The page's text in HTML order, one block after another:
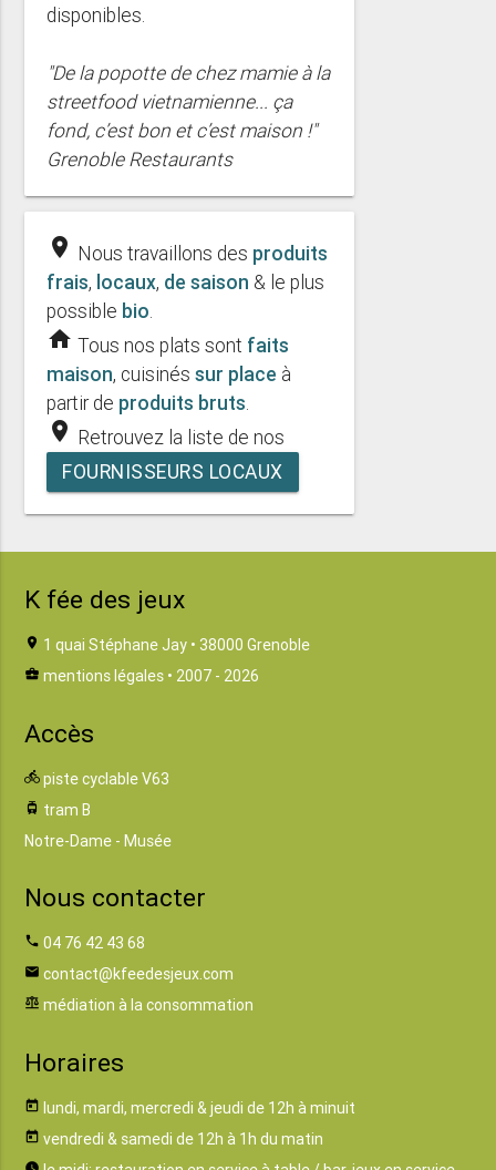
disponibles.
"De la popotte de chez mamie à la
streetfood vietnamienne... ça
fond, c’est bon et c’est maison !"
Grenoble Restaurants
place Nous travaillons des produits
frais, locaux, de saison & le plus
possible bio.
home Tous nos plats sont faits
maison, cuisinéssur place à
partir de produits bruts.
place Retrouvez la liste de nos
FOURNISSEURS LOCAUX
K fée des jeux
location_on 1 quai Stéphane Jay • 38000 Grenoble
business_center mentions légales • 2007 - 2026
Accès
directions_bike piste cyclable V63
tram tram B
Notre-Dame - Musée
Nous contacter
phone 04 76 42 43 68
email contact@kfeedesjeux.com
balance médiation à la consommation
Horaires
today lundi, mardi, mercredi & jeudi de 12h à minuit
today vendredi & samedi de 12h à 1h du matin